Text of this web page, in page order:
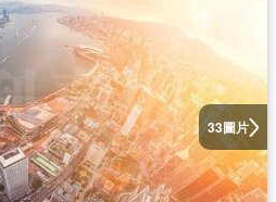
33圖片